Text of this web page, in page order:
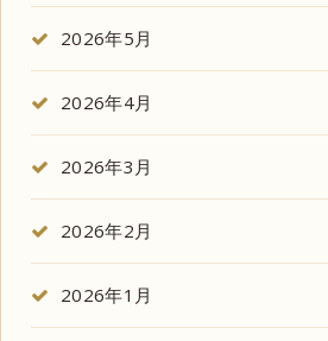
2026年5月
2026年4月
2026年3月
2026年2月
2026年1月